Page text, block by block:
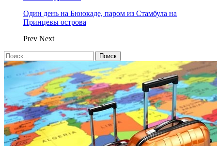
Один день на Бююкаде, паром из Стамбула на
Принцевы острова
Prev Next